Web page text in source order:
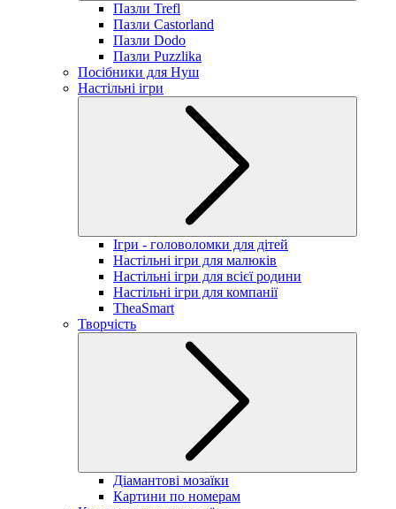
Пазли Trefl
Пазли Castorland
Пазли Dodo
Пазли Puzzlika
Посібники для Нуш
Настільні ігри
Ігри - головоломки для дітей
Настільні ігри для малюків
Настільні ігри для всієї родини
Настільні ігри для компанії
TheaSmart
Творчість
Діамантові мозаїки
Картини по номерам